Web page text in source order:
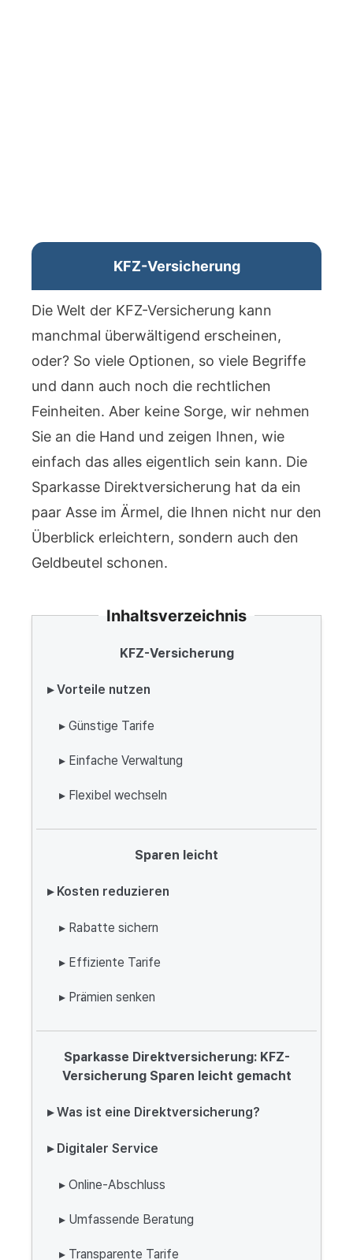
KFZ-Versicherung
Die Welt der KFZ-Versicherung kann
manchmal überwältigend erscheinen,
oder? So viele Optionen, so viele Begriffe
und dann auch noch die rechtlichen
Feinheiten. Aber keine Sorge, wir nehmen
Sie an die Hand und zeigen Ihnen, wie
einfach das alles eigentlich sein kann. Die
Sparkasse Direktversicherung hat da ein
paar Asse im Ärmel, die Ihnen nicht nur den
Überblick erleichtern, sondern auch den
Geldbeutel schonen.
Inhaltsverzeichnis
KFZ-Versicherung
▸ Vorteile nutzen
▸ Günstige Tarife
▸ Einfache Verwaltung
▸ Flexibel wechseln
Sparen leicht
▸ Kosten reduzieren
▸ Rabatte sichern
▸ Effiziente Tarife
▸ Prämien senken
Sparkasse Direktversicherung: KFZ-
Versicherung Sparen leicht gemacht
▸ Was ist eine Direktversicherung?
▸ Digitaler Service
▸ Online-Abschluss
▸ Umfassende Beratung
▸ Transparente Tarife